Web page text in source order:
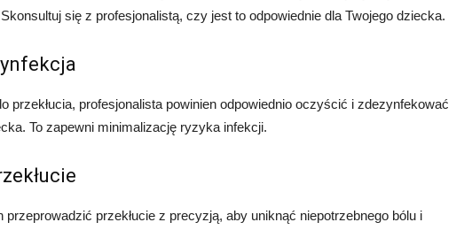
się z profesjonalistą, czy jest to odpowiednie dla Twojego dziecka.
przekłucia, profesjonalista powinien odpowiednio oczyścić i zdezynfekować
To zapewni minimalizację ryzyka infekcji.
przeprowadzić przekłucie z precyzją, aby uniknąć niepotrzebnego bólu i